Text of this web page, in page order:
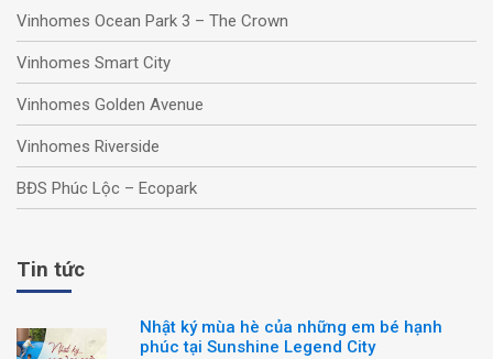
Vinhomes Ocean Park 3 – The Crown
Vinhomes Smart City
Vinhomes Golden Avenue
Vinhomes Riverside
BĐS Phúc Lộc – Ecopark
Tin tức
Nhật ký mùa hè của những em bé hạnh
phúc tại Sunshine Legend City